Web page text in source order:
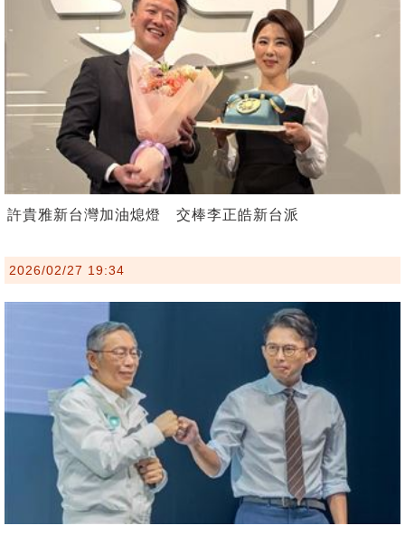
許貴雅新台灣加油熄燈 交棒李正皓新台派
2026/02/27 19:34